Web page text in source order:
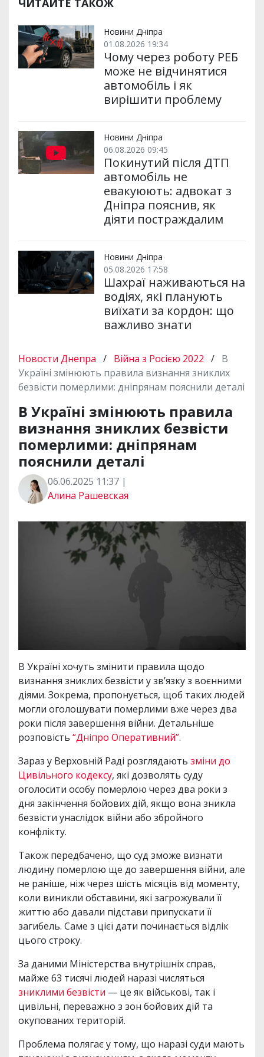
и
и
o
k
e
m p
ЧИТАЙТЕ ТАКОЖ
Новини Дніпра
01.08.2026 19:34
Чому через роботу РЕБ
може не відчинятися
автомобіль і як
вирішити проблему
Новини Дніпра
06.08.2026 09:45
Покинутий після ДТП
автомобіль не
евакуюють: адвокат з
Дніпра пояснив, як
діяти постраждалим
Новини Дніпра
05.08.2026 17:58
Шахраї наживаються на
водіях, які планують
виїхати за кордон: що
важливо знати
Новости Днепра / Війна з Росією 2022 / В
Україні змінюють правила визнання зниклих
безвісти померлими: дніпрянам пояснили деталі
В Україні змінюють правила
визнання зниклих безвісти
померлими: дніпрянам
пояснили деталі
06.06.2025 11:37 |
Алина Рашевская
В Україні хочуть змінити правила щодо
визнання зниклих безвісти у зв’язку з воєнними
діями. Зокрема, пропонується, щоб таких людей
могли оголошувати померлими вже через два
роки після завершення війни. Детальніше
розповість “Дніпро Оперативний”.
Зараз у Верховній Раді розглядають зміни до
Цивільного кодексу, які дозволять суду
оголосити особу померлою через два роки з
дня закінчення бойових дій, якщо вона зникла
безвісти унаслідок війни або збройного
конфлікту.
Також передбачено, що суд зможе визнати
людину померлою ще до завершення війни, але
не раніше, ніж через шість місяців від моменту,
коли виникли обставини, які загрожували її
життю або давали підстави припускати її
загибель. Саме з цієї дати починається відлік
цього строку.
За даними Міністерства внутрішніх справ,
майже 63 тисячі людей наразі числяться
зниклими безвісти — це як військові, так і
цивільні, переважно з зон бойових дій та
окупованих територій.
Проблема полягає у тому, що наразі суди мають